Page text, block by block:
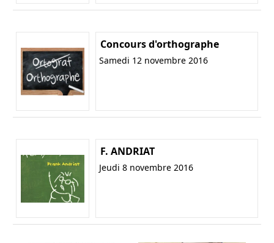
Concours d'orthographe
Samedi 12 novembre 2016
F. ANDRIAT
Jeudi 8 novembre 2016